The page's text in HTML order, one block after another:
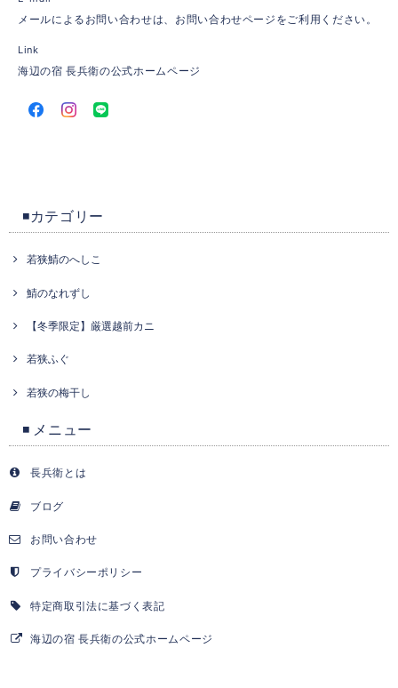
メールによるお問い合わせは、お問い合わせページをご利用ください。
Link
海辺の宿 長兵衛の公式ホームページ
◾️カテゴリー
若狭鯖のへしこ
鯖のなれずし
【冬季限定】厳選越前カニ
若狭ふぐ
若狭の梅干し
◾️ メニュー
長兵衛とは
ブログ
お問い合わせ
プライバシーポリシー
特定商取引法に基づく表記
海辺の宿 長兵衛の公式ホームページ